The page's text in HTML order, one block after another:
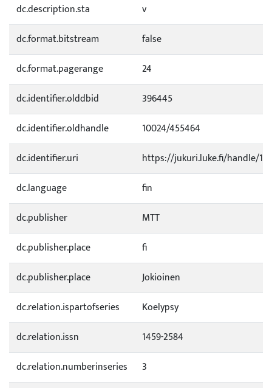
dc.description.sta
v
dc.format.bitstream
false
dc.format.pagerange
24
dc.identifier.olddbid
396445
dc.identifier.oldhandle
10024/455464
dc.identifier.uri
https://jukuri.luke.fi/handle/
dc.language
fin
dc.publisher
MTT
dc.publisher.place
fi
dc.publisher.place
Jokioinen
dc.relation.ispartofseries
Koelypsy
dc.relation.issn
1459-2584
dc.relation.numberinseries
3